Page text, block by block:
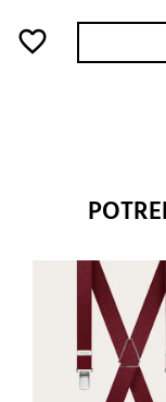
favorite_border